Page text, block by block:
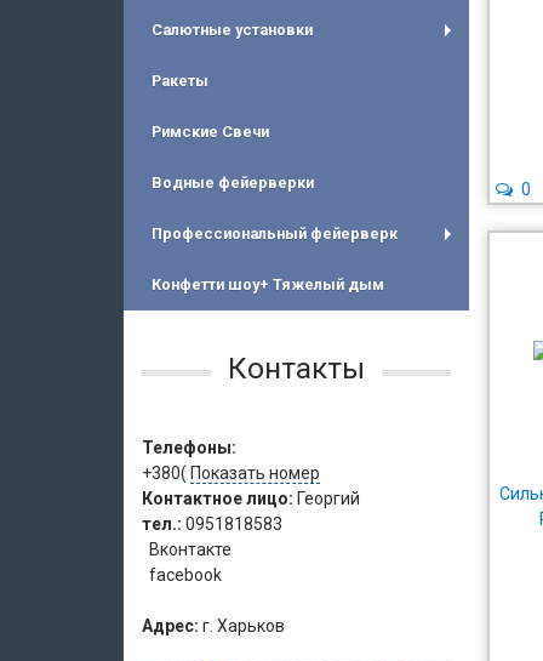
Салютные установки
Ракеты
Римские Свечи
Водные фейерверки
Профессиональный фейерверк
Конфетти шоу+ Тяжелый дым
Контакты
Телефоны:
+380( Показать номер
Контактное лицо: Георгий
тел.: 0951818583
Вконтакте
facebook
Адрес: г. Харьков
0